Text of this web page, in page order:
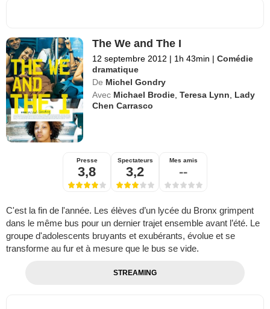
The We and The I
12 septembre 2012 | 1h 43min | Comédie
dramatique
De Michel Gondry
Avec Michael Brodie ,Teresa Lynn
Lady
Chen Carrasco
Presse
3,8
Spectateurs
3,2
Mes amis
--
C'est la fin de l'année. Les élèves d’un lycée du Bronx grimpent
dans le même bus pour un dernier trajet ensemble avant l’été. Le
groupe d'adolescents bruyants et exubérants, évolue et se
transforme au fur et à mesure que le bus se vide.
STREAMING